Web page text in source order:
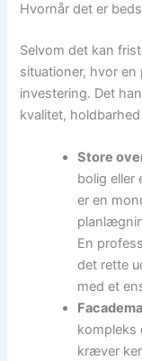
Hvornår det er
Selvom det kan
situationer, hvor
investering. Det
kvalitet,
Store
bolig eller
er en
En
det rette
med et
kompleks
kræver